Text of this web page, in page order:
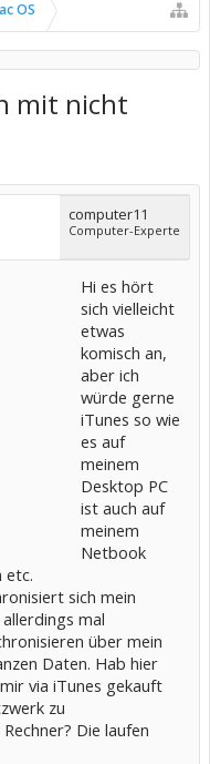
OS
mit nicht
computer11
Computer-Experte
Hi es hört
sich vielleicht
etwas
komisch an,
aber ich
würde gerne
iTunes so wie
es auf
meinem
Desktop PC
ist auch auf
meinem
Netbook
etc.
sich mein
mal
über mein
Daten. Hab hier
via iTunes gekauft
zu
Die laufen